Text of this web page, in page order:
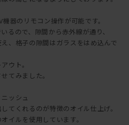
器のリモコン操作が可能です。
るので、隙間から赤外線が通り、
、格子の隙間はガラスをはめ込んで
ウト。
てみました。
ッシュ
てくれるのが特徴のオイル仕上げ。
イルを使用しています。